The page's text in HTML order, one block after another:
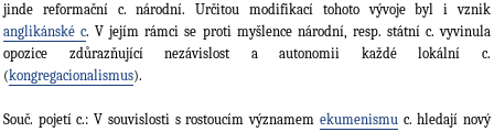
jinde reformační c. národní. Určitou modifikací tohoto vývoje byl i vznik
anglikánské c. V jejím rámci se proti myšlence národní, resp. státní c. vyvinula
opozice zdůrazňující nezávislost a autonomii každé lokální c.
(kongregacionalismus).
Souč. pojetí c.: V souvislosti s rostoucím významem ekumenismuc. hledají nový